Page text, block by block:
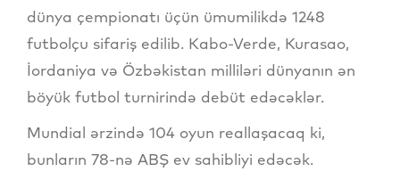
dünya çempionatı üçün ümumilikdə 1248
futbolçu sifariş edilib. Kabo-Verde, Kurasao,
İordaniya və Özbəkistan milliləri dünyanın ən
böyük futbol turnirində debüt edəcəklər.
Mundial ərzində 104 oyun reallaşacaq ki,
bunların 78-nə ABŞ ev sahibliyi edəcək.